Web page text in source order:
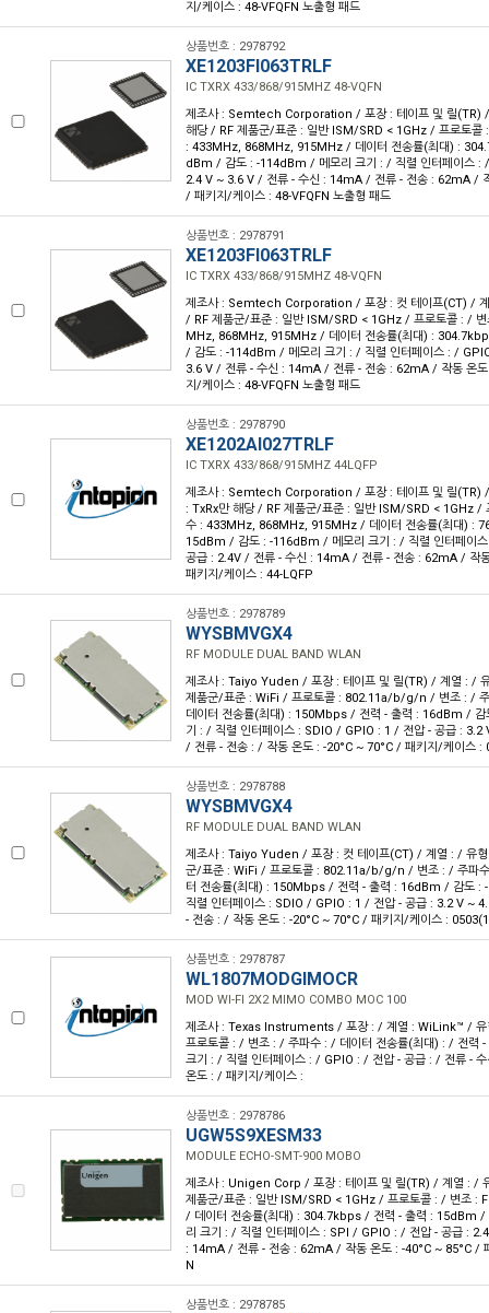
지/케이스 : 48-VFQFN 노출형 패드
상품번호 : 2978792
XE1203FI063TRLF
IC TXRX 433/868/915MHZ 48-VQFN
제조사 : Semtech Corporation / 포장 : 테이프 및 릴(TR)
해당 / RF 제품군/표준 : 일반 ISM/SRD < 1GHz / 프로토콜
: 433MHz, 868MHz, 915MHz / 데이터 전송률(최대) :
dBm / 감도 : -114dBm / 메모리 크기 : / 직렬 인터페이스 :
2.4 V ~ 3.6 V / 전류 - 수신 : 14mA / 전류 - 전송 : 62mA /
/ 패키지/케이스 : 48-VFQFN 노출형 패드
상품번호 : 2978791
XE1203FI063TRLF
IC TXRX 433/868/915MHZ 48-VQFN
제조사 : Semtech Corporation / 포장 : 컷 테이프(CT) /
/ RF 제품군/표준 : 일반 ISM/SRD < 1GHz / 프로토콜 : /
MHz, 868MHz, 915MHz / 데이터 전송률(최대) :
/ 감도 : -114dBm / 메모리 크기 : / 직렬 인터페이스 : /
3.6 V / 전류 - 수신 : 14mA / 전류 - 전송 : 62mA / 작동 온
지/케이스 : 48-VFQFN 노출형 패드
상품번호 : 2978790
XE1202AI027TRLF
IC TXRX 433/868/915MHZ 44LQFP
제조사 : Semtech Corporation / 포장 : 테이프 및 릴(TR) /
: TxRx만 해당 / RF 제품군/표준 : 일반 ISM/SRD < 1GHz /
수 : 433MHz, 868MHz, 915MHz / 데이터 전송률(최대) :
15dBm / 감도 : -116dBm / 메모리 크기 : / 직렬 인터페이
공급 : 2.4V / 전류 - 수신 : 14mA / 전류 - 전송 : 62mA / 작
패키지/케이스 : 44-LQFP
상품번호 : 2978789
WYSBMVGX4
RF MODULE DUAL BAND WLAN
제조사 : Taiyo Yuden / 포장 : 테이프 및 릴(TR) / 계열 : /
제품군/표준 : WiFi / 프로토콜 : 802.11a/b/g/n / 변조 : /
데이터 전송률(최대) : 150Mbps / 전력 - 출력 : 16dBm /
기 : / 직렬 인터페이스 : SDIO / GPIO : 1 / 전압 - 공급 : 3.2
/ 전류 - 전송 : / 작동 온도 : -20°C ~ 70°C / 패키지/케이스 :
상품번호 : 2978788
WYSBMVGX4
RF MODULE DUAL BAND WLAN
제조사 : Taiyo Yuden / 포장 : 컷 테이프(CT) / 계열 : / 유
군/표준 : WiFi / 프로토콜 : 802.11a/b/g/n / 변조 : / 주파
터 전송률(최대) : 150Mbps / 전력 - 출력 : 16dBm / 감도 :
직렬 인터페이스 : SDIO / GPIO : 1 / 전압 - 공급 : 3.2 V ~
- 전송 : / 작동 온도 : -20°C ~ 70°C / 패키지/케이스 :
상품번호 : 2978787
WL1807MODGIMOCR
MOD WI-FI 2X2 MIMO COMBO MOC 100
제조사 : Texas Instruments / 포장 : / 계열 : WiLink™ / 유
프로토콜 : / 변조 : / 주파수 : / 데이터 전송률(최대) : / 전력
크기 : / 직렬 인터페이스 : / GPIO : / 전압 - 공급 : / 전류 -
온도 : / 패키지/케이스 :
상품번호 : 2978786
UGW5S9XESM33
MODULE ECHO-SMT-900 MOBO
제조사 : Unigen Corp / 포장 : 테이프 및 릴(TR) / 계열 : /
제품군/표준 : 일반 ISM/SRD < 1GHz / 프로토콜 : / 변조 :
/ 데이터 전송률(최대) : 304.7kbps / 전력 - 출력 : 15dBm
리 크기 : / 직렬 인터페이스 : SPI / GPIO : / 전압 - 공급 :
: 14mA / 전류 - 전송 : 62mA / 작동 온도 : -40°C ~ 85°C /
N
상품번호 : 2978785